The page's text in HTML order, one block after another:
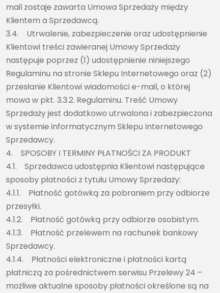
mail zostaje zawarta Umowa Sprzedaży między
Klientem a Sprzedawcą.
3.4. Utrwalenie, zabezpieczenie oraz udostępnienie
Klientowi treści zawieranej Umowy Sprzedaży
następuje poprzez (1) udostępnienie niniejszego
Regulaminu na stronie Sklepu Internetowego oraz (2)
przesłanie Klientowi wiadomości e-mail, o której
mowa w pkt. 3.3.2. Regulaminu. Treść Umowy
Sprzedaży jest dodatkowo utrwalona i zabezpieczona
w systemie informatycznym Sklepu Internetowego
Sprzedawcy.
4. SPOSOBY I TERMINY PŁATNOŚCI ZA PRODUKT
4.1. Sprzedawca udostępnia Klientowi następujące
sposoby płatności z tytułu Umowy Sprzedaży:
4.1.1. Płatność gotówką za pobraniem przy odbiorze
przesyłki.
4.1.2. Płatność gotówką przy odbiorze osobistym.
4.1.3. Płatność przelewem na rachunek bankowy
Sprzedawcy.
4.1.4. Płatności elektroniczne i płatności kartą
płatniczą za pośrednictwem serwisu Przelewy 24 –
możliwe aktualne sposoby płatności określone są na